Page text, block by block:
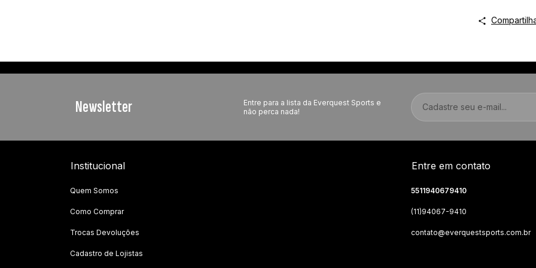
Newsletter
Entre para a lista da Everquest Sports e
não perca nada!
Institucional
Quem Somos
Como Comprar
Trocas Devoluções
Cadastro de Lojistas
Entre em contato
5511940679410
(11)94067-9410
contato@everquestsports.com.br